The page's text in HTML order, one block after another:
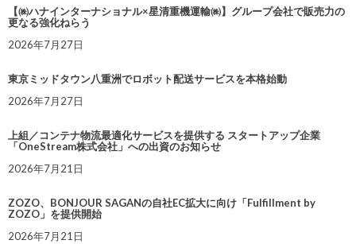
【㈱ハナインターナショナル×星清重機運輸㈱】グループ会社で販売力の
更なる強化ねらう
2026年7月27日
東京ミッドタウン八重洲でロボット配送サービスを本格始動
2026年7月27日
上組／コンテナ物流最適化サービスを提供する スタートアップ企業
「OneStream株式会社」への出資のお知らせ
2026年7月21日
ZOZO、BONJOUR SAGANの自社EC拡大に向け「Fulfillment by
ZOZO」を提供開始
2026年7月21日